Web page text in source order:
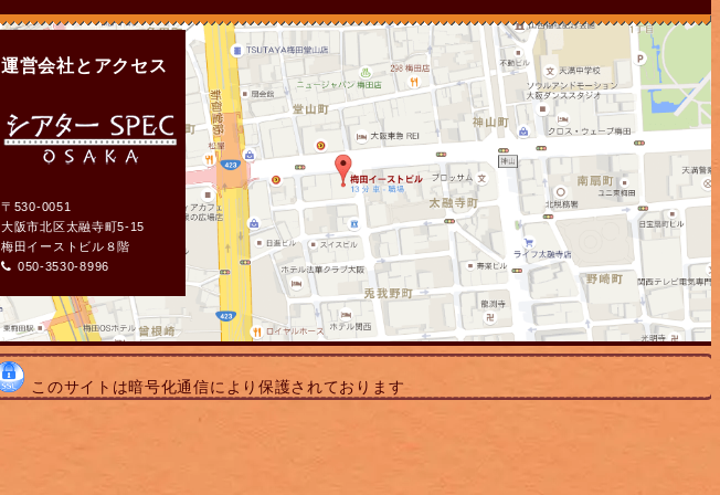
運営会社とアクセス
〒530-0051
大阪市北区太融寺町5-15
梅田イーストビル８階
050-3530-8996
このサイトは暗号化通信により保護されております